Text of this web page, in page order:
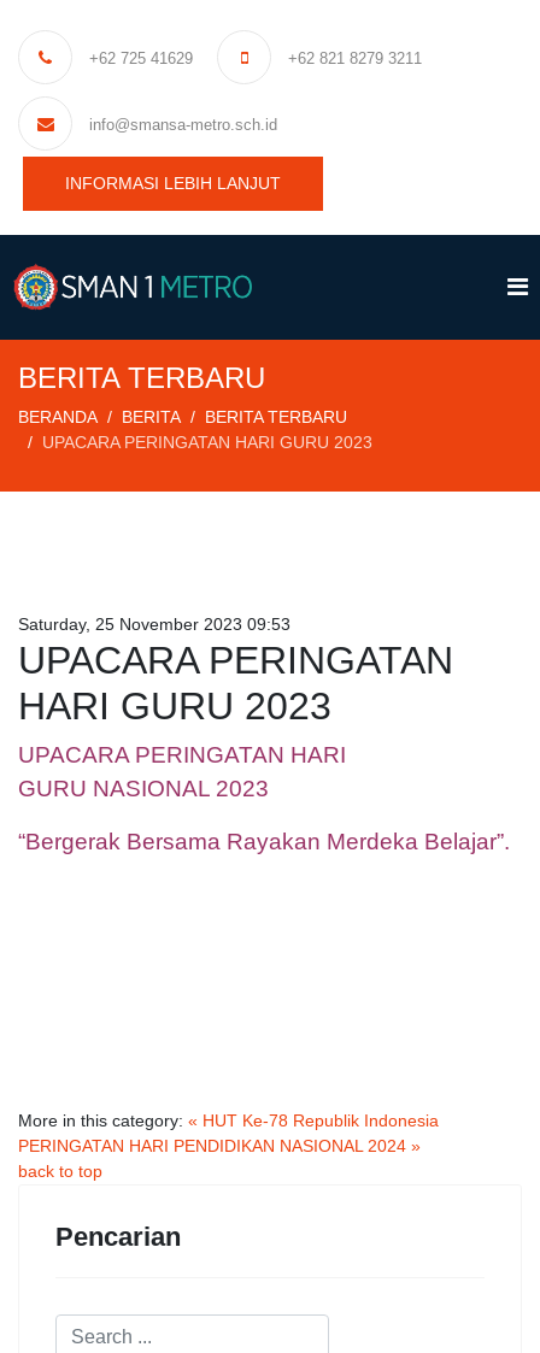
+62 725 41629 +62 821 8279 3211
info@smansa-metro.sch.id
INFORMASI LEBIH LANJUT
BERITA TERBARU
BERANDA BERITA
BERITA TERBARU
UPACARA PERINGATAN HARI GURU 2023
Saturday, 25 November 2023 09:53
UPACARA PERINGATAN
HARI GURU 2023
UPACARA PERINGATAN HARI
GURU NASIONAL 2023
“Bergerak Bersama Rayakan Merdeka Belajar”.
More in this category: « HUT Ke-78 Republik Indonesia
PERINGATAN HARI PENDIDIKAN NASIONAL 2024 »
back to top
Pencarian